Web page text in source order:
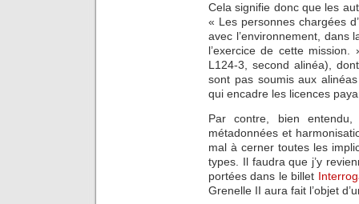
Cela signifie donc que les
« Les personnes chargées
avec l’environnement, dans
l’exercice de cette
L124-3, second alinéa),
sont pas soumis aux
qui encadre les licences
Par contre, bien
métadonnées et
mal à cerner toutes les
types. Il faudra que j’y
portées dans le billet
Grenelle II aura fait l’objet